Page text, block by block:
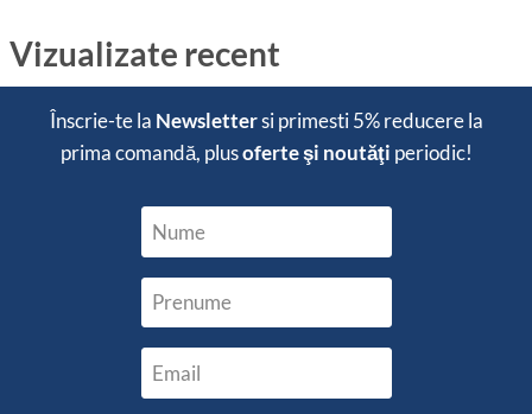
Vizualizate recent
Înscrie-te la Newslettersi primesti5% reducerela
prima comandă, plusoferte şi noutăţi periodic!